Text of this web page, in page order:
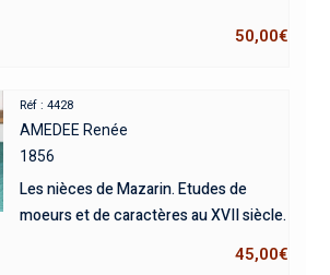
50,00€
Réf : 4428
AMEDEE Renée
1856
Les nièces de Mazarin. Etudes de
moeurs et de caractères au XVII siècle.
45,00€